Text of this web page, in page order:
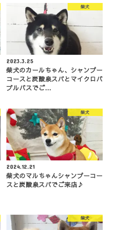
柴犬
2023.3.25
柴犬のカールちゃん、シャンプー
コースと炭酸泉スパとマイクロバ
ブルバスでご…
柴犬
2024.12.21
柴犬のマルちゃんシャンプーコー
スと炭酸泉スパでご来店♪
柴犬